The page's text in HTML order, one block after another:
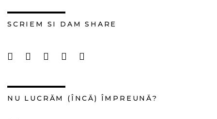
SCRIEM SI DAM SHARE
NU LUCRĂM (ÎNCĂ) ÎMPREUNĂ?